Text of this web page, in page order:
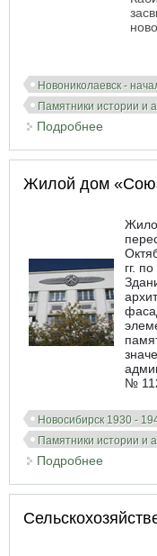
Новониколаевск -
Памятники истории и
Подробнее
Жилой дом
гг.
№
Новосибирск 1930 -
Памятники истории и
Подробнее